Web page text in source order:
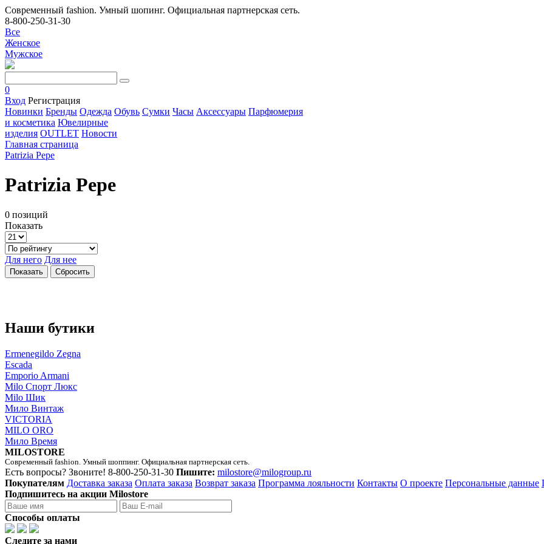
Современный fashion. Умный шопинг. Официальная партнерская сеть.
8-800-250-31-30
Все
Женское
Мужское
0
Вход Регистрация
Новинки Бренды Одежда Обувь Сумки Часы Аксессуары Парфюмерия
и косметика Ювелирные
изделия OUTLET Новости
Главная страница
Patrizia Pepe
Patrizia Pepe
0 позиций
Показать
Для него Для нее
Наши бутики
Ermenegildo Zegna
Escada
Emporio Armani
Milo Спорт Люкс
Milo Шик
Мило Винтаж
VICTORIA
MILO ORO
Мило Время
MILOSTORE
Современный fashion. Умный шоппинг. Официальная партнерская сеть.
Есть вопросы? Звоните! 8-800-250-31-30 Пишите: milostore@milogroup.ru
Покупателям Доставка заказа Оплата заказа Возврат заказа Программа лояльности Контакты О проекте Персональные данные
Подпишитесь на акции Milostore
Способы оплаты
Следите за нами